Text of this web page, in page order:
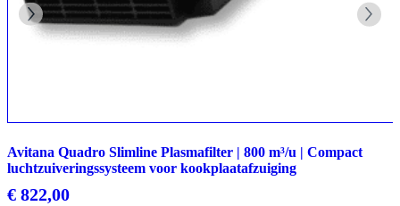
Avitana Quadro Slimline Plasmafilter | 800 m³/u | Compact
luchtzuiveringssysteem voor kookplaatafzuiging
€ 822,00